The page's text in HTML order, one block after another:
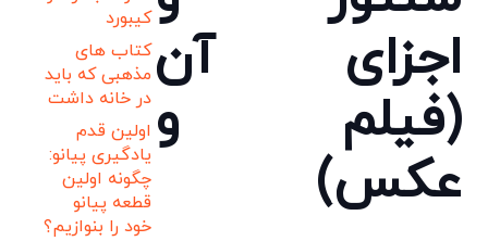
اجزای آن
(فیلم و
عکس)
کیبورد
کتاب های
مذهبی که باید
در خانه داشت
اولین قدم
یادگیری پیانو:
چگونه اولین
قطعه پیانو
خود را بنوازیم؟